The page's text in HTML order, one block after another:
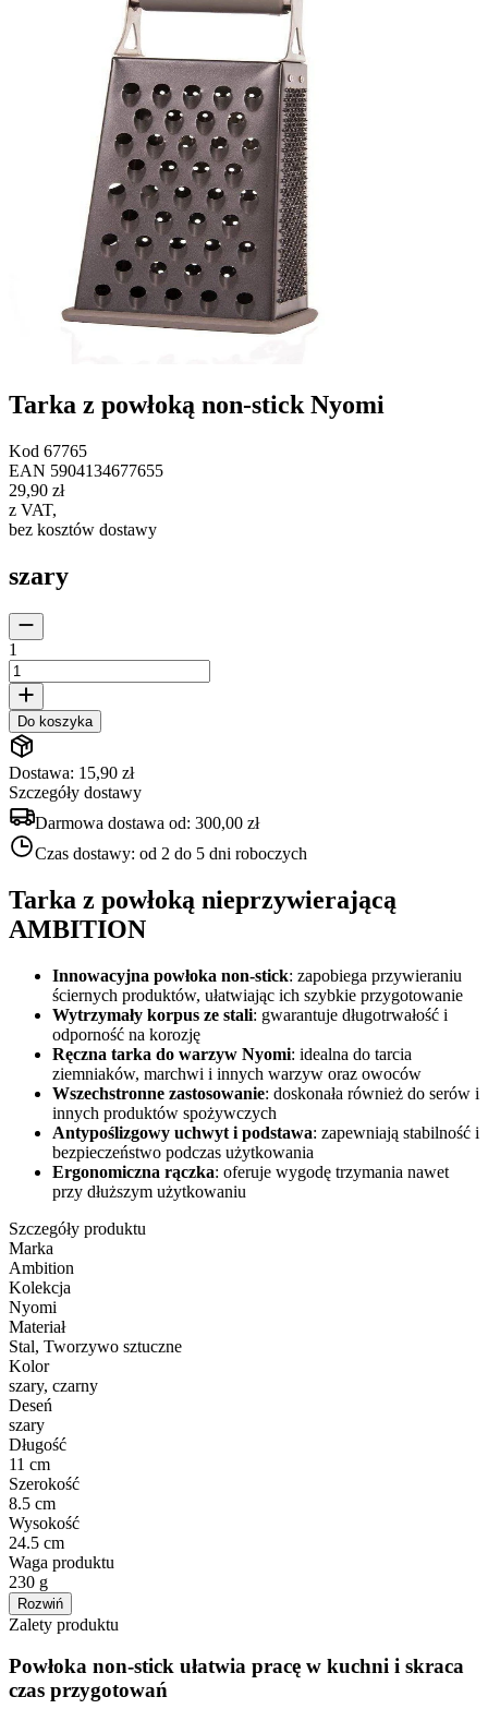
Tarka z powłoką non-stick Nyomi
Kod 67765
EAN 5904134677655
29,90 zł
z VAT,
bez kosztów dostawy
szary
1
Do koszyka
Dostawa: 15,90 zł
Szczegóły dostawy
Darmowa dostawa od: 300,00 zł
Czas dostawy: od 2 do 5 dni roboczych
Tarka z powłoką nieprzywierającą
AMBITION
Innowacyjna powłoka non-stick: zapobiega przywieraniu
ściernych produktów, ułatwiając ich szybkie przygotowanie
Wytrzymały korpus ze stali: gwarantuje długotrwałość i
odporność na korozję
Ręczna tarka do warzyw Nyomi: idealna do tarcia
ziemniaków, marchwi i innych warzyw oraz owoców
Wszechstronne zastosowanie: doskonała również do serów i
innych produktów spożywczych
Antypoślizgowy uchwyt i podstawa: zapewniają stabilność i
bezpieczeństwo podczas użytkowania
Ergonomiczna rączka: oferuje wygodę trzymania nawet
przy dłuższym użytkowaniu
Szczegóły produktu
Marka
Ambition
Kolekcja
Nyomi
Materiał
Stal, Tworzywo sztuczne
Kolor
szary, czarny
Deseń
szary
Długość
11 cm
Szerokość
8.5 cm
Wysokość
24.5 cm
Waga produktu
230 g
Rozwiń
Zalety produktu
Powłoka non-stick ułatwia pracę w kuchni i skraca
czas przygotowań